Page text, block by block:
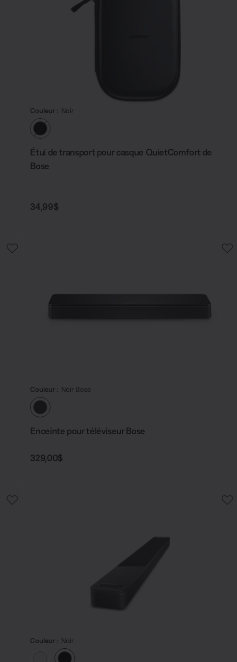
Couleur : Noir
Choisissez la couleur
Étui de transport pour casque QuietComfort de
Bose
Prix :
34,99$
Couleur : Noir Bose
Choisissez la couleur
Enceinte pour téléviseur Bose
Prix :
329,00$
Couleur : Noir
Choisissez la couleur